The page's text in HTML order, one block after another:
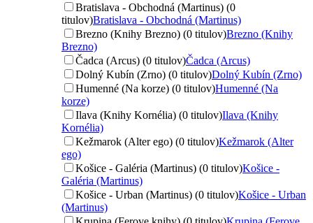
Bratislava - Obchodná (Martinus) (0
titulov)Bratislava - Obchodná (Martinus)
Brezno (Knihy Brezno) (0 titulov)Brezno (Knihy
Brezno)
Čadca (Arcus) (0 titulov)Čadca (Arcus)
Dolný Kubín (Zrno) (0 titulov)Dolný Kubín (Zrno)
Humenné (Na korze) (0 titulov)Humenné (Na
korze)
Ilava (Knihy Kornélia) (0 titulov)Ilava (Knihy
Kornélia)
Kežmarok (Alter ego) (0 titulov)Kežmarok (Alter
ego)
Košice - Galéria (Martinus) (0 titulov)Košice -
Galéria (Martinus)
Košice - Urban (Martinus) (0 titulov)Košice - Urban
(Martinus)